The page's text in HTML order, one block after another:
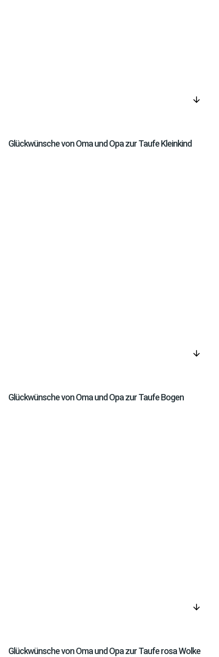
arrow_downward
Glückwünsche von Oma und Opa zur Taufe Kleinkind
arrow_downward
Glückwünsche von Oma und Opa zur Taufe Bogen
arrow_downward
Glückwünsche von Oma und Opa zur Taufe rosa Wolke